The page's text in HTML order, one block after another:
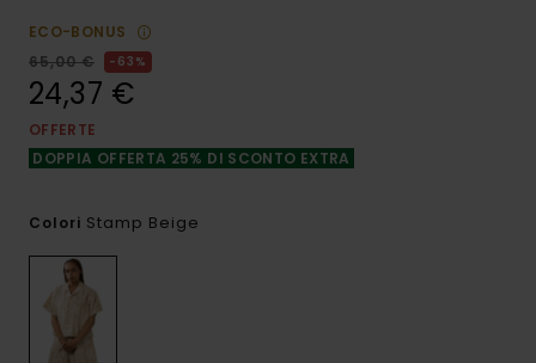
ECO-BONUS
65,00 €
63%
24,37 €
OFFERTE
DOPPIA OFFERTA 25% DI SCONTO EXTRA
Colori Stamp Beige